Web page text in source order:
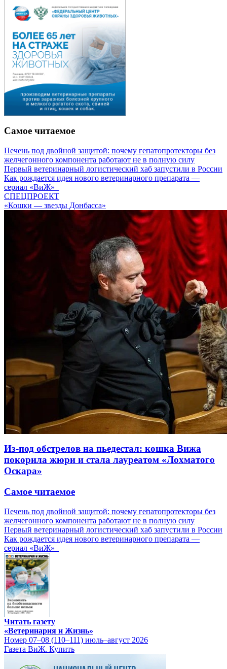
Самое читаемое
Печень под двойной защитой: почему гепатопротекторы без
желчегонного компонента работают не в полную силу
Первый ветеринарный логистический хаб запустили в России
Как рождается идея нового ветеринарного препарата —
сериал «ВиЖ»
СПЕЦПРОЕКТ
«Кошки — звезды Донбасса»
Из-под обстрелов на пьедестал: кошка Вижа
покорила жюри и стала лауреатом «Лохматого
Оскара»
Самое читаемое
Печень под двойной защитой: почему гепатопротекторы без
желчегонного компонента работают не в полную силу
Первый ветеринарный логистический хаб запустили в России
Как рождается идея нового ветеринарного препарата —
сериал «ВиЖ»
Читать газету
«Ветеринария и Жизнь»
Номер 07–08 (110–111) июль–август 2026
Газета ВиЖ. Купить